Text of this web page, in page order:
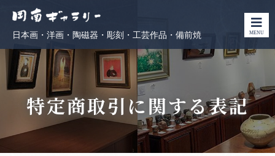
日本画・洋画・陶磁器・彫刻・工芸作品・備前焼 MENU
特定商取引に関する表記